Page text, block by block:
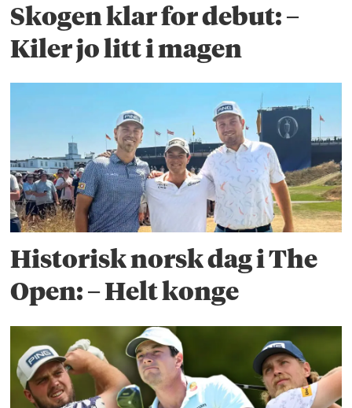
Skogen klar for debut: –
Kiler jo litt i magen
Historisk norsk dag i The
Open: – Helt konge